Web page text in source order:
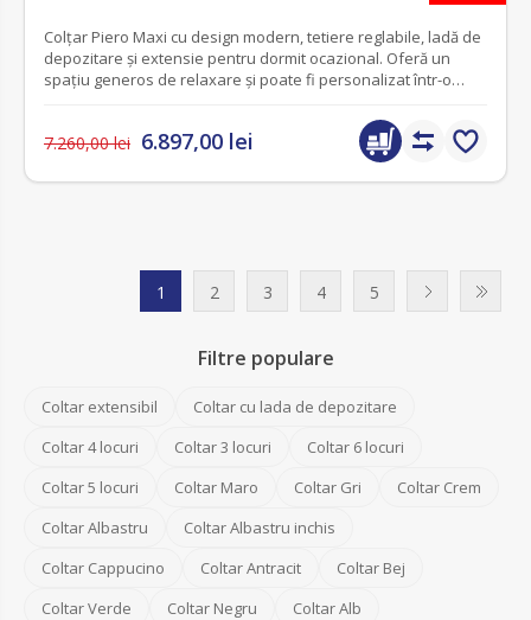
Colțar Piero Maxi cu design modern, tetiere reglabile, ladă de
depozitare și extensie pentru dormit ocazional. Oferă un
spațiu generos de relaxare și poate fi personalizat într-o
7.260,00 lei 6.897,00 lei
1 2 3 4 5
Filtre populare
Coltar extensibil
Coltar cu lada de depozitare
Coltar 4 locuri
Coltar 3 locuri
Coltar 6 locuri
Coltar 5 locuri
Coltar Maro Coltar Gri
Coltar Crem
Coltar Albastru
Coltar Albastru inchis
Coltar Cappucino
Coltar Antracit
Coltar Bej
Coltar Verde
Coltar Negru
Coltar Alb